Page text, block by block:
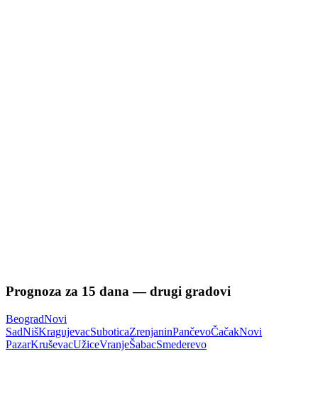
Prognoza za 15 dana — drugi gradovi
BeogradNovi
SadNišKragujevacSuboticaZrenjaninPančevoČačakNovi
PazarKruševacUžiceVranjeŠabacSmederevo